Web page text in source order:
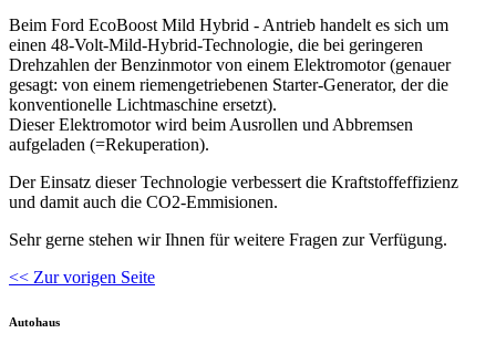
Beim Ford EcoBoost Mild Hybrid - Antrieb handelt es sich um
einen 48-Volt-Mild-Hybrid-Technologie, die bei geringeren
Drehzahlen der Benzinmotor von einem Elektromotor (genauer
gesagt: von einem riemengetriebenen Starter-Generator, der die
konventionelle Lichtmaschine ersetzt).
Dieser Elektromotor wird beim Ausrollen und Abbremsen
aufgeladen (=Rekuperation).
Der Einsatz dieser Technologie verbessert die Kraftstoffeffizienz
und damit auch die CO2-Emmisionen.
Sehr gerne stehen wir Ihnen für weitere Fragen zur Verfügung.
<< Zur vorigen Seite
Autohaus